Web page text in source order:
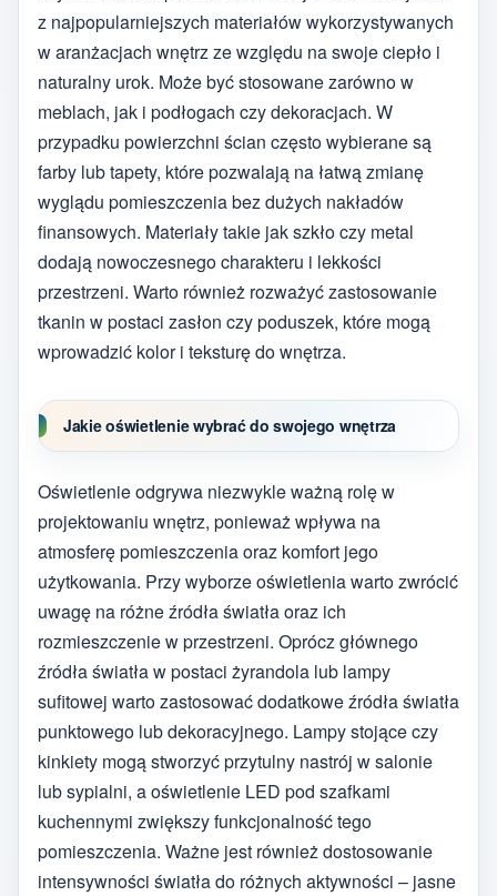
z najpopularniejszych materiałów wykorzystywanych
w aranżacjach wnętrz ze względu na swoje ciepło i
naturalny urok. Może być stosowane zarówno w
meblach, jak i podłogach czy dekoracjach. W
przypadku powierzchni ścian często wybierane są
farby lub tapety, które pozwalają na łatwą zmianę
wyglądu pomieszczenia bez dużych nakładów
finansowych. Materiały takie jak szkło czy metal
dodają nowoczesnego charakteru i lekkości
przestrzeni. Warto również rozważyć zastosowanie
tkanin w postaci zasłon czy poduszek, które mogą
wprowadzić kolor i teksturę do wnętrza.
Jakie oświetlenie wybrać do swojego wnętrza
Oświetlenie odgrywa niezwykle ważną rolę w
projektowaniu wnętrz, ponieważ wpływa na
atmosferę pomieszczenia oraz komfort jego
użytkowania. Przy wyborze oświetlenia warto zwrócić
uwagę na różne źródła światła oraz ich
rozmieszczenie w przestrzeni. Oprócz głównego
źródła światła w postaci żyrandola lub lampy
sufitowej warto zastosować dodatkowe źródła światła
punktowego lub dekoracyjnego. Lampy stojące czy
kinkiety mogą stworzyć przytulny nastrój w salonie
lub sypialni, a oświetlenie LED pod szafkami
kuchennymi zwiększy funkcjonalność tego
pomieszczenia. Ważne jest również dostosowanie
intensywności światła do różnych aktywności – jasne